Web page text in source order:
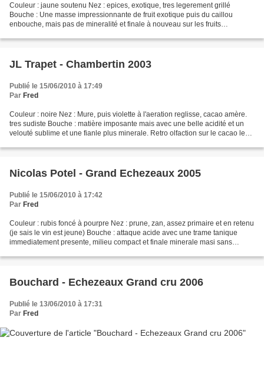
Couleur : jaune soutenu Nez : epices, exotique, tres legerement grillé
Bouche : Une masse impressionnante de fruit exotique puis du caillou
enbouche, mais pas de mineralité et finale à nouveau sur les fruits
JL Trapet - Chambertin 2003
Publié le 15/06/2010 à 17:49
Par Fred
Couleur : noire Nez : Mure, puis violette à l'aeration reglisse, cacao amère.
tres sudiste Bouche : matière imposante mais avec une belle acidité et un
velouté sublime et une fianle plus minerale. Retro olfaction sur le cacao le
Nicolas Potel - Grand Echezeaux 2005
Publié le 15/06/2010 à 17:42
Par Fred
Couleur : rubis foncé à pourpre Nez : prune, zan, assez primaire et en retenu
(je sais le vin est jeune) Bouche : attaque acide avec une trame tanique
immediatement presente, milieu compact et finale minerale masi sans
Bouchard - Echezeaux Grand cru 2006
Publié le 13/06/2010 à 17:31
Par Fred